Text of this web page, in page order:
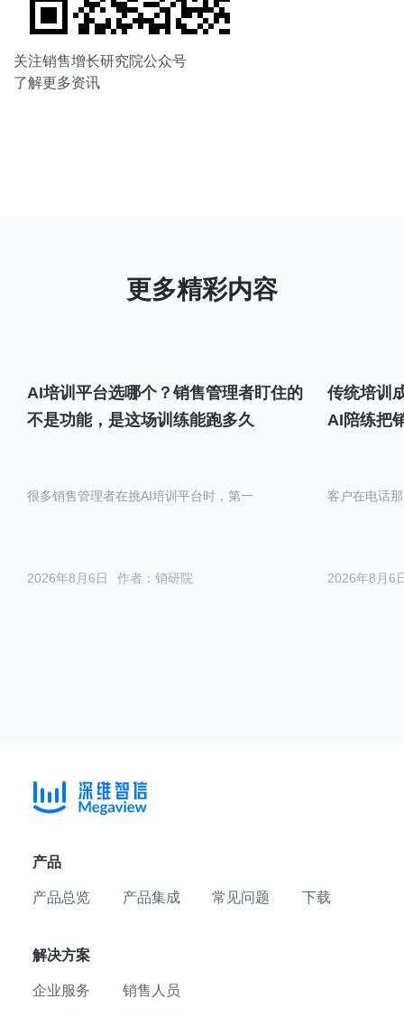
关注销售增长研究院公众号
了解更多资讯
AI培训平台选哪个？销售管理者盯住的
不是功能，是这场训练能跑多久
作者：销研院
2026年8月6日
很多销售管理者在挑AI培训平台时，第一
传统培训
AI陪练把
2026年8月6
客户在电话
产品
产品总览 产品集成 常见问题 下载
解决方案
企业服务 销售人员